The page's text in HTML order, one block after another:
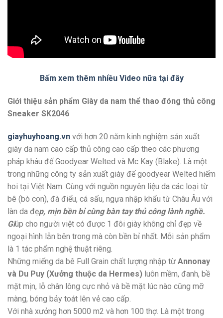
Bấm xem thêm nhiều Video nữa tại đây
Giới thiệu sản phẩm Giày da nam thể thao đóng thủ công
Sneaker SK2046
giayhuyhoang.vn với hơn 20 năm kinh nghiệm sản xuất
giày da nam cao cấp thủ công cao cấp theo các phương
pháp khâu đế Goodyear Welted và Mc Kay (Blake). Là một
trong những công ty sản xuất giày đế goodyear Welted hiếm
hoi tại Việt Nam. Cùng với nguồn nguyên liệu da các loại từ
bê (bò con), đà điểu, cá sấu, ngựa nhập khẩu từ Châu Âu với
làn da đẹp, mịn bền bỉ cùng bàn tay thủ công lành nghề.
Giúp cho người việt có được 1 đôi giày không chỉ đẹp về
ngoại hình lẫn bên trong mà còn bền bỉ nhất. Mỗi sản phẩm
là 1 tác phẩm nghệ thuật riêng.
Những miếng da bê Full Grain chất lượng nhập từ Annonay
và Du Puy (Xưởng thuộc da Hermes) luôn mềm, đanh, bề
mặt mịn, lỗ chân lông cực nhỏ và bề mặt lúc nào cũng mỡ
màng, bóng bảy toát lên vẻ cao cấp.
Với nhà xưởng hơn 5000 m2 và hơn 100 thợ. Là một trong